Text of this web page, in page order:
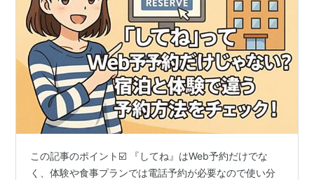
この記事のポイント☑️ 『してね』はWeb予約だけでな
く、体験や食事プランでは電話予約が必要なので使い分